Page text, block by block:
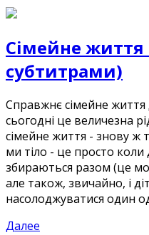
Сімейне життя
субтитрами)
Справжнє сімейне
сьогодні це величезна
сімейне життя - знову ж
ми тіло - це просто
збираються разом (це
але також, звичайно, і
насолоджуватися один
Далее